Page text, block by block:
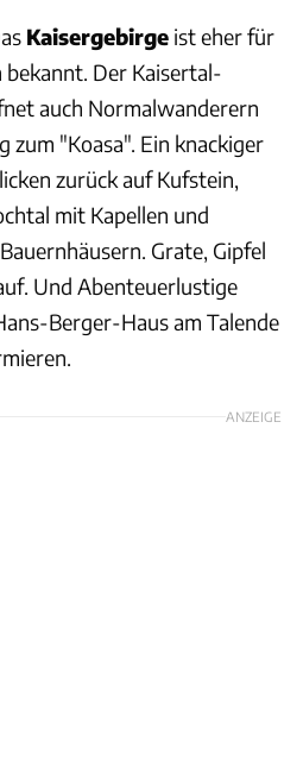
Kaisergebirge ist eher für
Der Kaisertal-
auch Normalwanderern
zum "Koasa". Ein knackiger
zurück auf Kufstein,
mit Kapellen und
Grate, Gipfel
Und Abenteuerlustige
Berger-Haus am Talende
ANZEIGE